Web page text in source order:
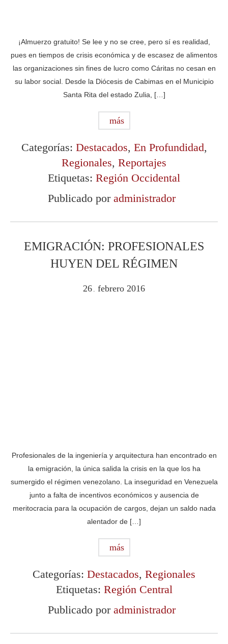
¡Almuerzo gratuito! Se lee y no se cree, pero sí es realidad,
pues en tiempos de crisis económica y de escasez de alimentos
las organizaciones sin fines de lucro como Cáritas no cesan en
su labor social. Desde la Diócesis de Cabimas en el Municipio
Santa Rita del estado Zulia, […]
más
Categorías: Destacados, En Profundidad,
Regionales, Reportajes
Etiquetas: Región Occidental
Publicado por administrador
EMIGRACIÓN: PROFESIONALES
HUYEN DEL RÉGIMEN
26 febrero 2016
Profesionales de la ingeniería y arquitectura han encontrado en
la emigración, la única salida la crisis en la que los ha
sumergido el régimen venezolano. La inseguridad en Venezuela
junto a falta de incentivos económicos y ausencia de
meritocracia para la ocupación de cargos, dejan un saldo nada
alentador de […]
más
Categorías: Destacados, Regionales
Etiquetas: Región Central
Publicado por administrador